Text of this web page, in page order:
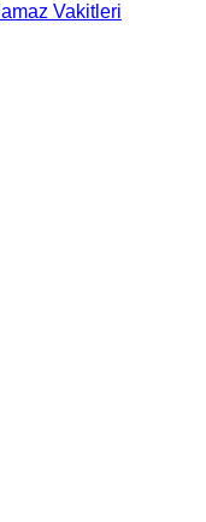
Vakitleri